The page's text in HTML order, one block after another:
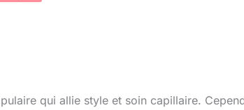
qui allie style et soin capillaire.